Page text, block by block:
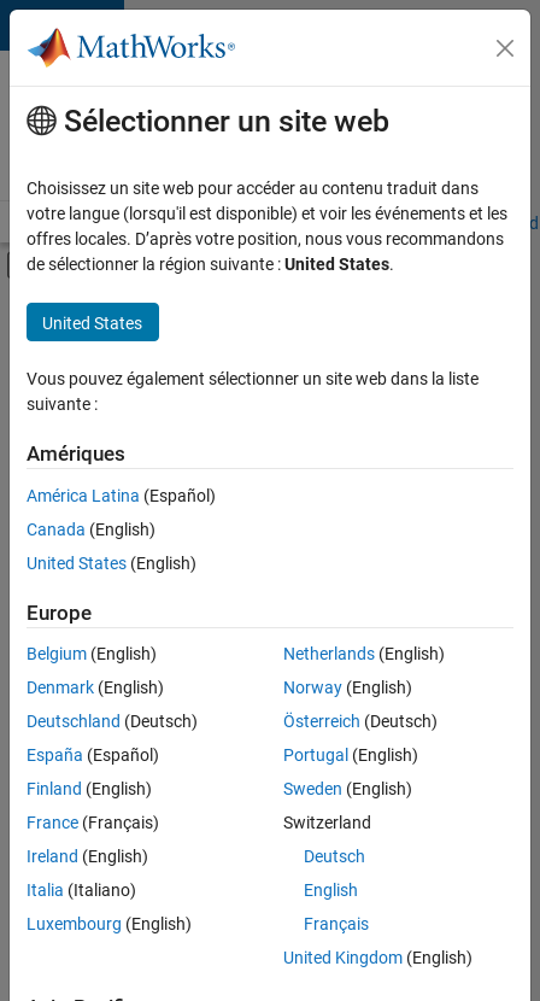
Passer au contenu
Votre
carrière
chez
Accueil Explorer nos opportunités Adresses de nos bureaux
Activer/désactiver l'affichage du menu
Contenu principal
FILTRER PAR
Technologies de l’information
Infrastructure et architecture
Ingénierie des versions
Actuellement,
aucune
offre
d'emploi
correspondant
à vos
critères
de
recherche.
Vous
pouvez
élargir
votre
recherche
ou
afficher
l’ensemble
Sélectionner un site web
Choisissez un site web pour accéder au contenu traduit dans
votre langue (lorsqu'il est disponible) et voir les événements et les
offres locales. D’après votre position, nous vous recommandons
de sélectionner la région suivante :United States.
United States
Vous pouvez également sélectionner un site web dans la liste
suivante :
Amériques
América Latina (Español)
Canada (English)
United States (English)
Europe
Belgium (English)
Denmark (English)
Deutschland (Deutsch)
España (Español)
Finland (English)
France (Français)
Ireland (English)
Italia (Italiano)
Luxembourg (English)
Netherlands(English)
Norway(English)
Österreich (Deutsch)
Portugal (English)
Sweden (English)
Switzerland
Deutsch
English
Français
United Kingdom(English)